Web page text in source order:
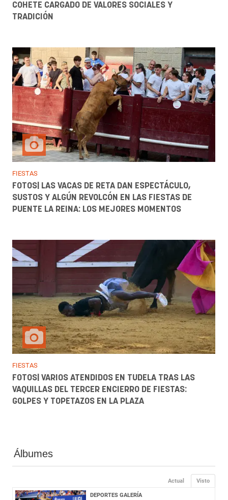
COHETE CARGADO DE VALORES SOCIALES Y
TRADICIÓN
FIESTAS
FOTOS| LAS VACAS DE RETA DAN ESPECTÁCULO,
SUSTOS Y ALGÚN REVOLCÓN EN LAS FIESTAS DE
PUENTE LA REINA: LOS MEJORES MOMENTOS
FIESTAS
FOTOS| VARIOS ATENDIDOS EN TUDELA TRAS LAS
VAQUILLAS DEL TERCER ENCIERRO DE FIESTAS:
GOLPES Y TOPETAZOS EN LA PLAZA
Álbumes
Visto
Actual
DEPORTES GALERÍA